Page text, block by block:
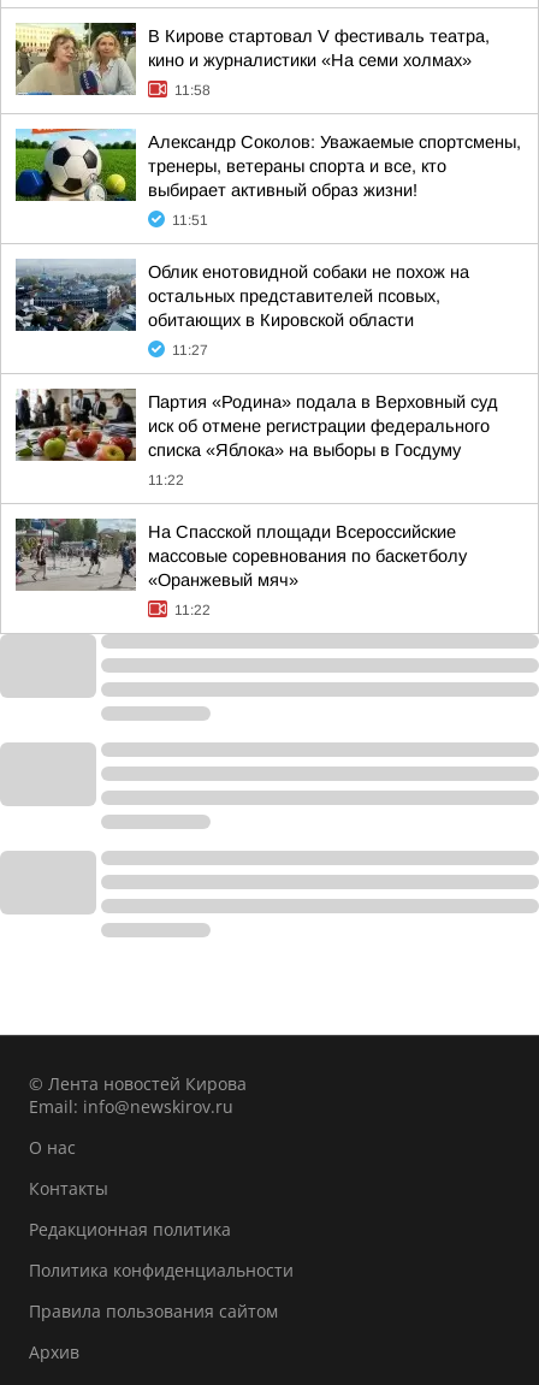
В Кирове стартовал V фестиваль театра,
кино и журналистики «На семи холмах»
11:58
Александр Соколов: Уважаемые спортсмены,
тренеры, ветераны спорта и все, кто
выбирает активный образ жизни!
11:51
Облик енотовидной собаки не похож на
остальных представителей псовых,
обитающих в Кировской области
11:27
Партия «Родина» подала в Верховный суд
иск об отмене регистрации федерального
списка «Яблока» на выборы в Госдуму
11:22
На Спасской площади Всероссийские
массовые соревнования по баскетболу
«Оранжевый мяч»
11:22
© Лента новостей Кирова
Email: info@newskirov.ru
О нас
Контакты
Редакционная политика
Политика конфиденциальности
Правила пользования сайтом
Архив